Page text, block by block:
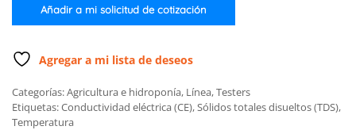
Añadir a mi solicitud de cotización
Agregar a mi lista de deseos
Categorías:Agricultura e hidroponía, Línea,Testers
Etiquetas:Conductividad eléctrica (CE),Sólidos totales disueltos (TDS),
Temperatura